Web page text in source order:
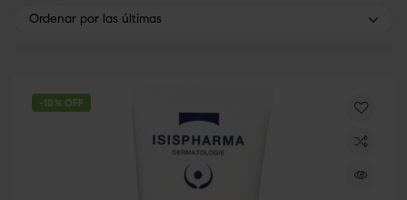
Ordenar por las últimas
-10% OFF